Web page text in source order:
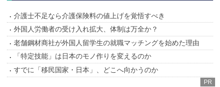
介護士不足なら介護保険料の値上げを覚悟すべき
外国人労働者の受け入れ拡大、体制は万全か？
老舗鋼材商社が外国人留学生の就職マッチングを始めた理由
「特定技能」は日本のモノ作りを変えるのか
すでに「移民国家・日本」、どこへ向かうのか
PR